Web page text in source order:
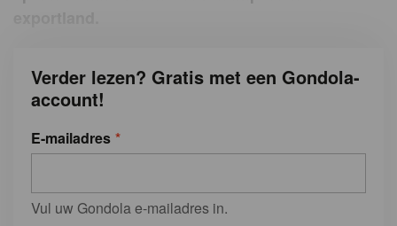
Verder lezen? Gratis met een Gondola-
account!
E-mailadres
Vul uw Gondola e-mailadres in.